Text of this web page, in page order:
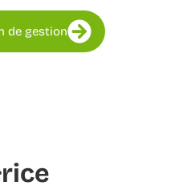
de gestion